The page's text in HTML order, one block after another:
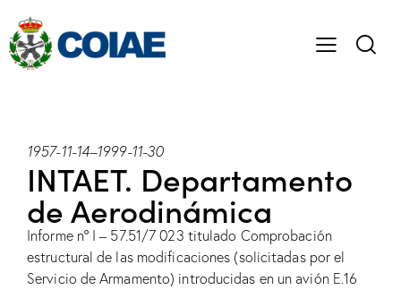
1957-11-14–1999-11-30
INTAET. Departamento
de Aerodinámica
Informe nº I – 57.51/7 023 titulado Comprobación
estructural de las modificaciones (solicitadas por el
Servicio de Armamento) introducidas en un avión E.16